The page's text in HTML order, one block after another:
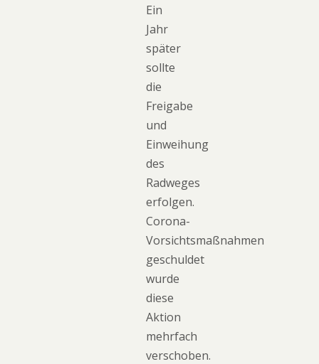
Ein
Jahr
später
sollte
die
Freigabe
und
Einweihung
des
Radweges
erfolgen.
Corona-
Vorsichtsmaßnahmen
geschuldet
wurde
diese
Aktion
mehrfach
verschoben.